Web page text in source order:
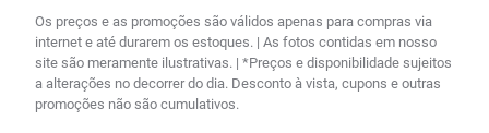
Os preços e as promoções são válidos apenas para compras via
internet e até durarem os estoques. | As fotos contidas em nosso
site são meramente ilustrativas. | *Preços e disponibilidade sujeitos
a alterações no decorrer do dia. Desconto à vista, cupons e outras
promoções não são cumulativos.